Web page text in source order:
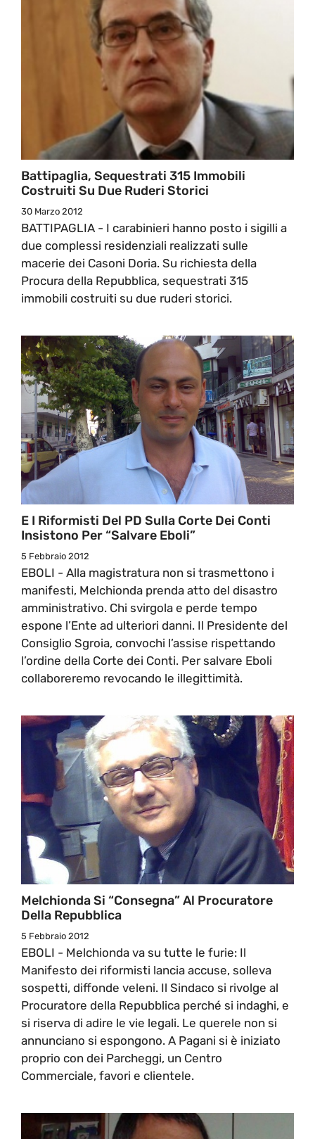
Battipaglia, Sequestrati 315 Immobili
Costruiti Su Due Ruderi Storici
30 Marzo 2012
BATTIPAGLIA - I carabinieri hanno posto i sigilli a
due complessi residenziali realizzati sulle
macerie dei Casoni Doria. Su richiesta della
Procura della Repubblica, sequestrati 315
immobili costruiti su due ruderi storici.
E I Riformisti Del PD Sulla Corte Dei Conti
Insistono Per “Salvare Eboli”
5 Febbraio 2012
EBOLI - Alla magistratura non si trasmettono i
manifesti, Melchionda prenda atto del disastro
amministrativo. Chi svirgola e perde tempo
espone l’Ente ad ulteriori danni. Il Presidente del
Consiglio Sgroia, convochi l’assise rispettando
l’ordine della Corte dei Conti. Per salvare Eboli
collaboreremo revocando le illegittimità.
Melchionda Si “consegna” Al Procuratore
Della Repubblica
5 Febbraio 2012
EBOLI - Melchionda va su tutte le furie: Il
Manifesto dei riformisti lancia accuse, solleva
sospetti, diffonde veleni. Il Sindaco si rivolge al
Procuratore della Repubblica perché si indaghi, e
si riserva di adire le vie legali. Le querele non si
annunciano si espongono. A Pagani si è iniziato
proprio con dei Parcheggi, un Centro
Commerciale, favori e clientele.